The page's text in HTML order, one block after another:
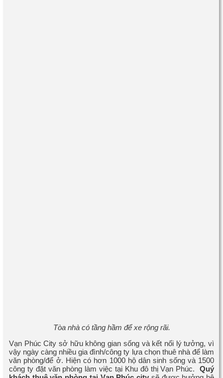
Tòa nhà có tầng hầm để xe rộng rãi.
Vạn Phúc City sở hữu không gian sống và kết nối lý tưởng, vì
vậy ngày càng nhiều gia đình/công ty lựa chọn thuê nhà để làm
văn phòng/để ở. Hiện có hơn 1000 hộ dân sinh sống và 1500
công ty đặt văn phòng làm việc tại Khu đô thị Vạn Phúc. Quý